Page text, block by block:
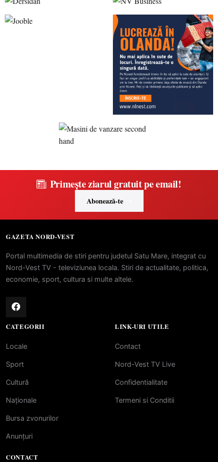
Primește ziarul gratuit pe email!
Abonează-te
GAZETA NORD-VEST
Portal multimedia de stiri pentru judetul Satu Mare, integrat cu
Nord-Vest TV - televiziunea locala. Stiri de actualitate, politica,
economie, sport, cultura si multe altele.
CATEGORII
Locale
Sport
Cultură
Naționale
Bursa zvonurilor
Anunțuri
LINK-URI UTILE
Contact
Nord-Vest TV Live
Confidentialitate
Termeni si Conditii
CONTACT